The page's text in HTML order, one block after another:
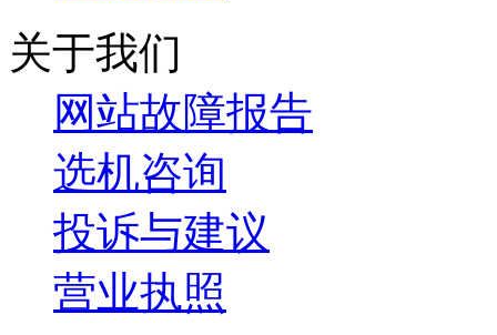
关于我们
网站故障报告
选机咨询
投诉与建议
营业执照